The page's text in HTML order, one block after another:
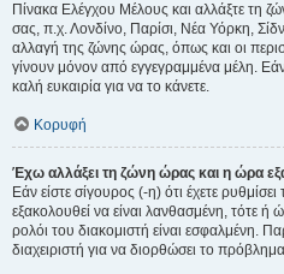
Πίνακα Ελέγχου Μέλους και αλλάξτε τη
σας, π.χ. Λονδίνο, Παρίσι, Νέα Υόρκη,
αλλαγή της ζώνης ώρας, όπως και οι
γίνουν μόνον από εγγεγραμμένα μέλη. Εάν
καλή ευκαιρία για να το κάνετε.
Κορυφή
Έχω αλλάξει τη ζώνη ώρας και η ώρα
Εάν είστε σίγουρος (-η) ότι έχετε
εξακολουθεί να είναι λανθασμένη, τότε
ρολόι του διακομιστή είναι εσφαλμένη.
διαχειριστή για να διορθώσει το